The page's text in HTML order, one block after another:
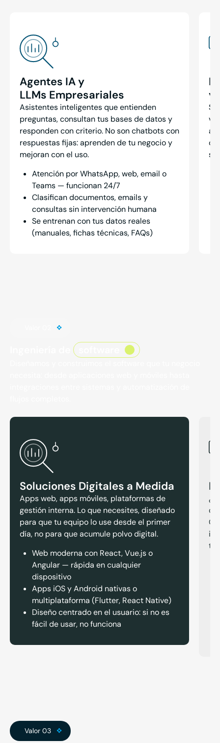
Agentes IA y
LLMs Empresariales
Asistentes inteligentes que entienden
preguntas, consultan tus bases de datos y
responden con criterio. No son chatbots con
respuestas fijas: aprenden de tu negocio y
mejoran con el uso.
Atención por WhatsApp, web, email o
Teams — funcionan 24/7
Clasifican documentos, emails y
consultas sin intervención humana
Se entrenan con tus datos reales
(manuales, fichas técnicas, FAQs)
y
Si
Soluciones Digitales a Medida
Apps web, apps móviles, plataformas de
gestión interna. Lo que necesites, diseñado
para que tu equipo lo use desde el primer
día, no para que acumule polvo digital.
Web moderna con React, Vue.js o
Angular — rápida en cualquier
dispositivo
Apps iOS y Android nativas o
multiplataforma (Flutter, React Native)
Diseño centrado en el usuario: si no es
fácil de usar, no funciona
Valor 03